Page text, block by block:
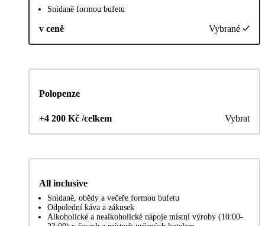
Snídaně formou bufetu
v ceně Vybrané
Polopenze
+4 200 Kč /celkem Vybrat
All inclusive
Snídaně, obědy a večeře formou bufetu
Odpolední káva a zákusek
Alkoholické a nealkoholické nápoje místní výroby (10:00-